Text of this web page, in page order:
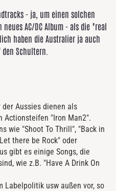
- ja, um einen solchen
AC/DC Album - als die "real
haben die Australier ja auch
Schultern.
Aussies dienen als
Actionsteifen "Iron Man2".
wie "Shoot To Thrill", "Back in
there be Rock" oder
gibt es einige Songs, die
wie z.B. "Have A Drink On
Labelpolitik usw außen vor, so